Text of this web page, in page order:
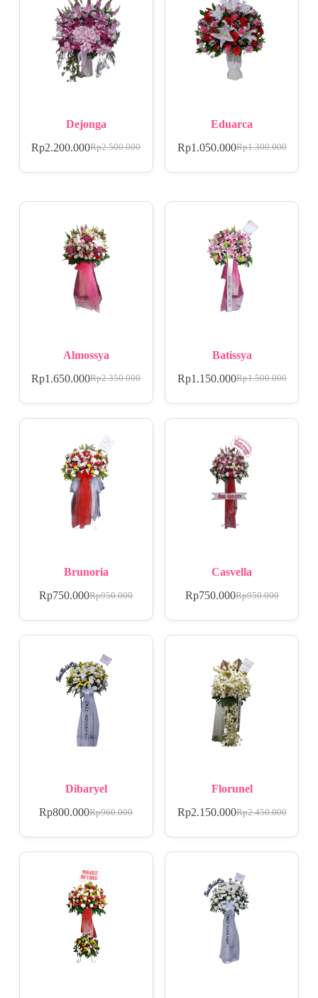
Dejonga
Rp2.500.000
Rp2.200.000
Eduarca
Rp1.300.000
Rp1.050.000
Almossya
Rp2.350.000
Rp1.650.000
Batissya
Rp1.500.000
Rp1.150.000
Brunoria
Rp950.000
Rp750.000
Casvella
Rp950.000
Rp750.000
Dibaryel
Rp960.000
Rp800.000
Florunel
Rp2.450.000
Rp2.150.000